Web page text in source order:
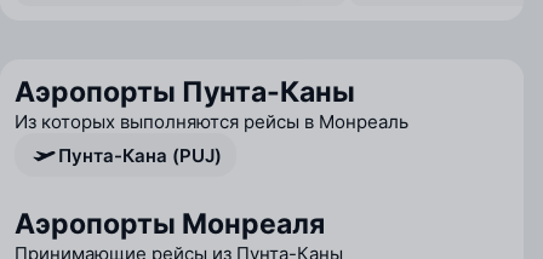
Аэропорты Пунта-Каны
Из которых выполняются рейсы в Монреаль
Пунта-Кана (PUJ)
Аэропорты Монреаля
Принимающие рейсы из Пунта-Каны